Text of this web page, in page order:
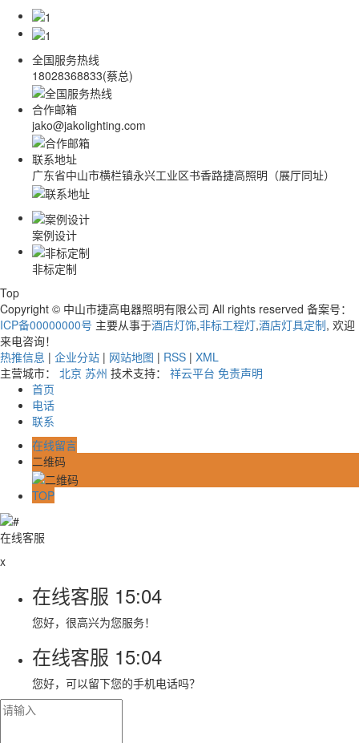
全国服务热线
18028368833(蔡总)
合作邮箱
jako@jakolighting.com
联系地址
广东省中山市横栏镇永兴工业区书香路捷高照明（展厅同址）
案例设计
非标定制
Top
Copyright © 中山市捷高电器照明有限公司 All rights reserved 备案号：
ICP备00000000号 主要从事于酒店灯饰,非标工程灯,酒店灯具定制, 欢迎
来电咨询！
热推信息 | 企业分站 | 网站地图 | RSS | XML
主营城市： 北京 苏州 技术支持： 祥云平台 免责声明
首页
电话
联系
在线留言
二维码
TOP
在线客服
x
在线客服 15:04
您好，很高兴为您服务！
在线客服 15:04
您好，可以留下您的手机电话吗？